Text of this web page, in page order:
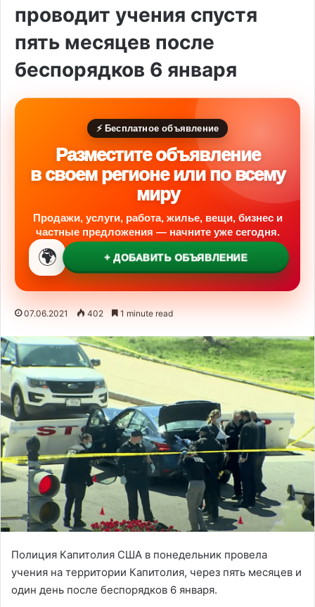
проводит учения спустя
пять месяцев после
беспорядков 6 января
⚡ Бесплатное объявление
Разместите объявление
в своем регионе или по всему
миру
Продажи, услуги, работа, жилье, вещи, бизнес и
частные предложения — начните уже сегодня.
🌍 + ДОБАВИТЬ ОБЪЯВЛЕНИЕ
07.06.2021 402 1 minute read
Полиция Капитолия США в понедельник провела
учения на территории Капитолия, через пять месяцев и
один день после беспорядков 6 января.